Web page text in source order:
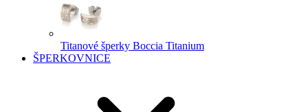
Titanové šperky Boccia Titanium
ŠPERKOVNICE